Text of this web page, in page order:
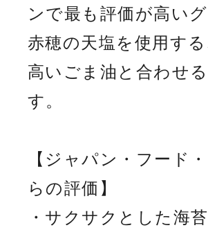
ンで最も評価が高い
赤穂の天塩を使用す
高いごま油と合わせ
す。
【ジャパン・フー
らの評価】
・サクサクとした海